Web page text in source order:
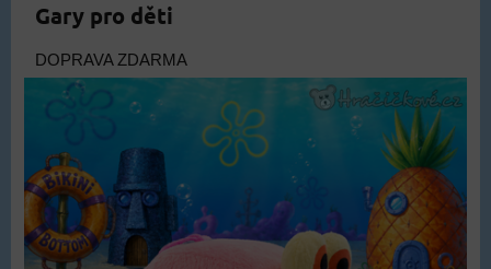
Gary pro děti
DOPRAVA ZDARMA